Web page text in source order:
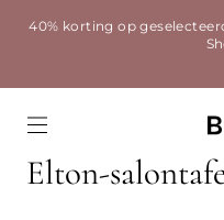
40% korting op
Elton-